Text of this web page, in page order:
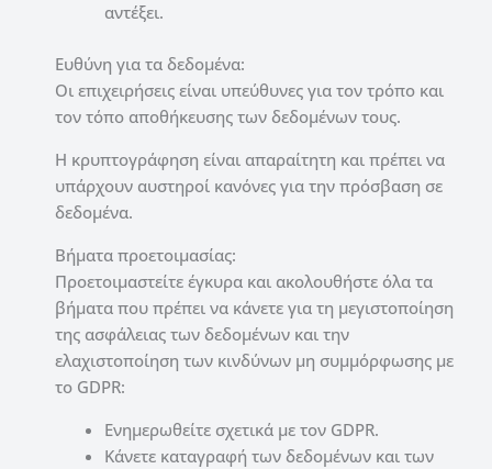
αντέξει.
Ευθύνη για τα δεδομένα:
Οι επιχειρήσεις είναι υπεύθυνες για τον τρόπο και
τον τόπο αποθήκευσης των δεδομένων τους.
Η κρυπτογράφηση είναι απαραίτητη και πρέπει να
υπάρχουν αυστηροί κανόνες για την πρόσβαση σε
δεδομένα.
Βήματα προετοιμασίας:
Προετοιμαστείτε έγκυρα και ακολουθήστε όλα τα
βήματα που πρέπει να κάνετε για τη μεγιστοποίηση
της ασφάλειας των δεδομένων και την
ελαχιστοποίηση των κινδύνων μη συμμόρφωσης με
το GDPR:
Ενημερωθείτε σχετικά με τον GDPR.
Κάνετε καταγραφή των δεδομένων και των